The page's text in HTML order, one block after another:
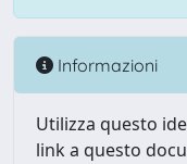
Informazioni
Utilizza questo
link a questo